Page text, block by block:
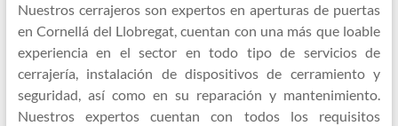
Nuestros cerrajeros son expertos en aperturas de puertas
en Cornellá del Llobregat, cuentan con una más que loable
experiencia en el sector en todo tipo de servicios de
cerrajería, instalación de dispositivos de cerramiento y
seguridad, así como en su reparación y mantenimiento.
Nuestros expertos cuentan con todos los requisitos